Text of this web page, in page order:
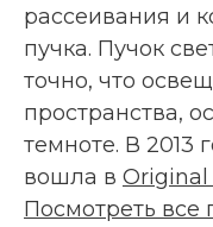
рассеивания и
пучка. Пучок
точно, что
пространства,
темноте. В 2013
вошла в Original
Посмотреть все